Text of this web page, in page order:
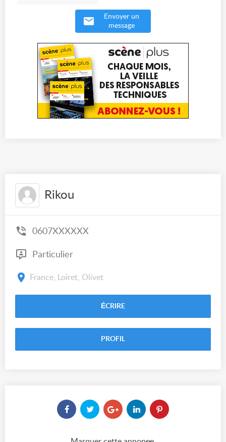
Envoyer un
message
Rikou
0607XXXXXX
Particulier
France, Loiret, Olivet
ÉCRIRE
PROFIL